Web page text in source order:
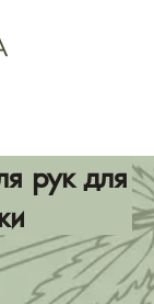
рук для